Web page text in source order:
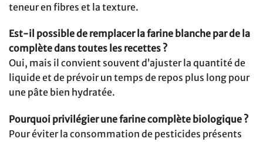
teneur en fibres et la texture.
Est-il possible de remplacer la farine blanche par de la
complète dans toutes les recettes ?
Oui, mais il convient souvent d’ajuster la quantité de
liquide et de prévoir un temps de repos plus long pour
une pâte bien hydratée.
Pourquoi privilégier une farine complète biologique ?
Pour éviter la consommation de pesticides présents